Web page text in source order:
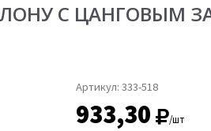
С ЦАНГОВЫМ
Артикул: 333-518
933,30 /шт